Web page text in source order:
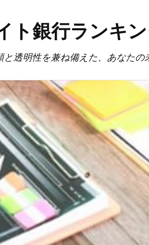
ト銀行ランキ
と透明性を兼ね備えた、あなた